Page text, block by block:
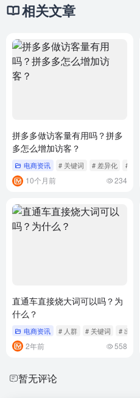
相关文章
拼多多做访客量有用吗？拼多
多怎么增加访客？
电商资讯 # 关键词 # 差异化 # 引流
10个月前 234
直通车直接烧大词可以吗？为
什么？
电商资讯 # 人群 # 关键词 # 出价
2年前 558
暂无评论